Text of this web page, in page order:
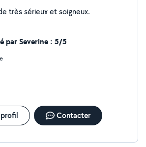
très sérieux et soigneux.
par Severine : 5/5
Contacter